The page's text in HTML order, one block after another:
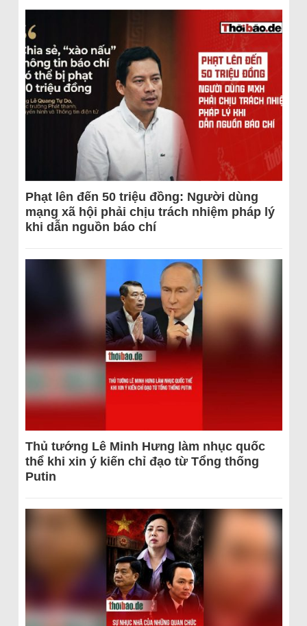
Phạt lên đến 50 triệu đồng: Người dùng
mạng xã hội phải chịu trách nhiệm pháp lý
khi dẫn nguồn báo chí
Thủ tướng Lê Minh Hưng làm nhục quốc
thể khi xin ý kiến chỉ đạo từ Tổng thống
Putin